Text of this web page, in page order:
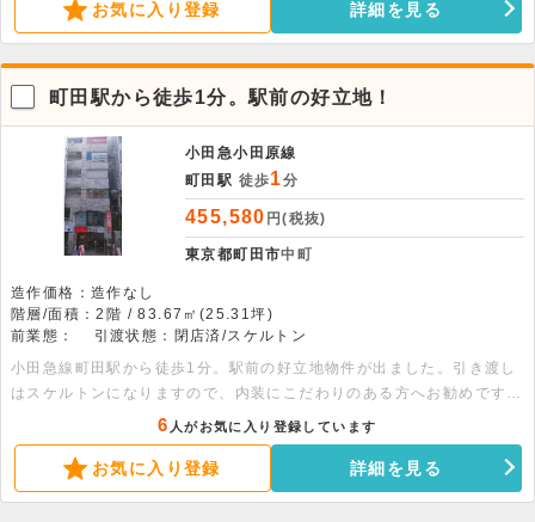
お気に入り登録 詳細を見る
町田駅から徒歩1分。駅前の好立地！
小田急小田原線
町田駅 徒歩1分
455,580 円(税抜)
東京都町田市中町
造作価格：造作なし
階層/面積：2階 / 83.67㎡(25.31坪)
前業態：
引渡状態：閉店済/スケルトン
小田急線町田駅から徒歩1分。駅前の好立地物件が出ました。引き渡し
はスケルトンになりますので、内装にこだわりのある方へお勧めです。
詳細につきましては是非一度お問い合わせ下さい。
6 人がお気に入り登録しています
お気に入り登録 詳細を見る